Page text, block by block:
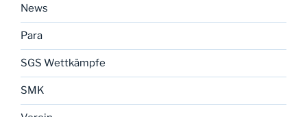
News
Para
SGS Wettkämpfe
SMK